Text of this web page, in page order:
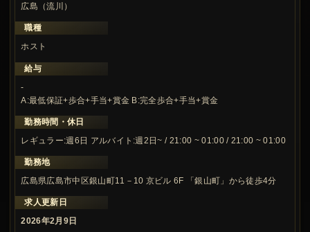
広島（流川）
職種
ホスト
給与
-
A:最低保証+歩合+手当+賞金 B:完全歩合+手当+賞金
勤務時間・休日
レギュラー:週6日 アルバイト:週2日~ / 21:00 ~ 01:00 / 21:00 ~ 01:00
勤務地
広島県広島市中区銀山町11－10 京ビル 6F 「銀山町」から徒歩4分
求人更新日
2026年2月9日